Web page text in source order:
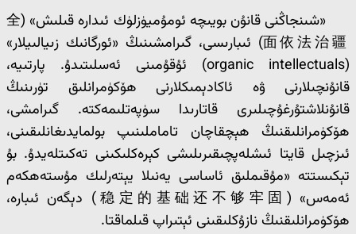
«شىنجاڭنى قانۇن بويىچە ئومۇميۈزلۈك ئىدارە قىلىش» (全
面依法治疆) ئىبارىسى، گىرامشىنىڭ «ئورگانىك زىيالىيلار»
(organic intellectuals) ئۇقۇمىنى ئەسلىتىدۇ. پارتىيە،
قانۇنچىلارنى ۋە ئاكادېمىكلارنى ھۆكۈمرانلىق تۈرىنىڭ
قانۇنلاشتۇرغۇچىلىرى قاتارىدا سۈپەتلىمەكتە. گىرامشى،
ھۆكۈمرانلىقنىڭ ھېچقاچان تاماملىنىپ بولمايدىغانلىقىنى،
ئىزچىل قايتا ئىشلەپچىقىرىلىشى كېرەكلىكىنى تەكىتلەيدۇ. بۇ
تېكىستتە «مۇقىملىق ئاساسى يەنىلا يېتەرلىك مۇستەھكەم
ئەمەس» (稳定的基础还不够牢固) دېگەن ئىبارە،
ھۆكۈمرانلىقنىڭ نازۇكلىقىنى ئېتىراپ قىلماقتا.